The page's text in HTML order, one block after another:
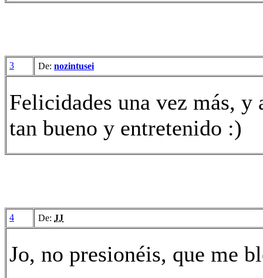
3 De: nozintusei
Felicidades una vez más, y
tan bueno y entretenido :)
4 De: JJ
Jo, no presionéis, que me